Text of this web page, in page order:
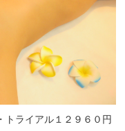
トライアル１２９６０円